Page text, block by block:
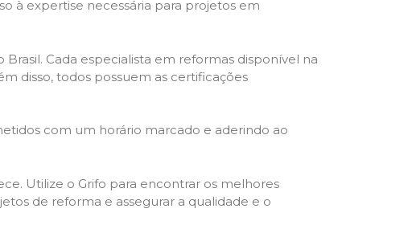
à expertise necessária para projetos em
Cada especialista em reformas disponível na
disso, todos possuem as certificações
com um horário marcado e aderindo ao
Utilize o Grifo para encontrar os melhores
de reforma e assegurar a qualidade e o